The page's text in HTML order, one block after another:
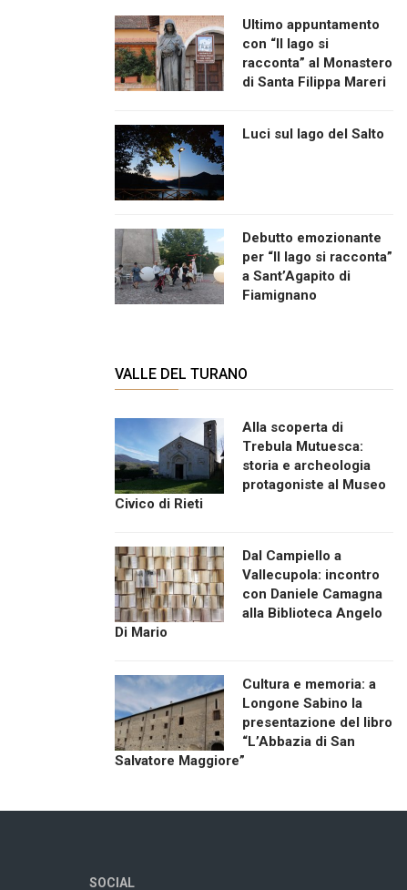
Ultimo appuntamento
con “Il lago si
racconta” al Monastero
di Santa Filippa Mareri
Luci sul lago del Salto
Debutto emozionante
per “Il lago si racconta”
a Sant’Agapito di
Fiamignano
VALLE DEL TURANO
Alla scoperta di
Trebula Mutuesca:
storia e archeologia
protagoniste al Museo
Civico di Rieti
Dal Campiello a
Vallecupola: incontro
con Daniele Camagna
alla Biblioteca Angelo
Di Mario
Cultura e memoria: a
Longone Sabino la
presentazione del libro
“L’Abbazia di San
Salvatore Maggiore”
SOCIAL